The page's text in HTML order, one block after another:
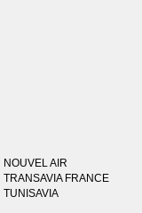
NOUVEL AIR
TRANSAVIA FRANCE
TUNISAVIA